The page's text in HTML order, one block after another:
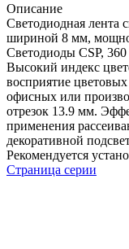
Описание
Светодиодная лента
шириной 8 мм,
Светодиоды CSP,
Высокий индекс
восприятие
офисных или
отрезок 13.9 мм.
применения
декоративной
Рекомендуется
Страница серии